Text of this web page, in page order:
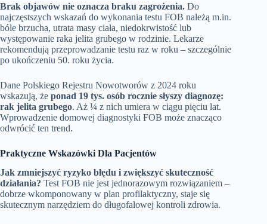
Brak objawów nie oznacza braku zagrożenia. Do
najczęstszych wskazań do wykonania testu FOB należą m.in.
bóle brzucha, utrata masy ciała, niedokrwistość lub
występowanie raka jelita grubego w rodzinie. Lekarze
rekomendują przeprowadzanie testu raz w roku – szczególnie
po ukończeniu 50. roku życia.
Dane Polskiego Rejestru Nowotworów z 2024 roku
wskazują, że ponad 19 tys. osób rocznie słyszy diagnozę:
rak jelita grubego. Aż ¼ z nich umiera w ciągu pięciu lat.
Wprowadzenie domowej diagnostyki FOB może znacząco
odwrócić ten trend.
Praktyczne Wskazówki Dla Pacjentów
Jak zmniejszyć ryzyko błędu i zwiększyć skuteczność
działania? Test FOB nie jest jednorazowym rozwiązaniem –
dobrze wkomponowany w plan profilaktyczny, staje się
skutecznym narzędziem do długofalowej kontroli zdrowia.